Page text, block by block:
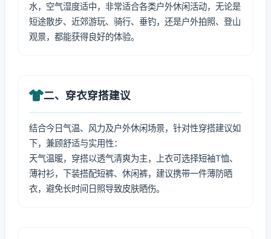
水，空气湿度适中，非常适合各类户外休闲活动，无论是
短途散步、近郊游玩、骑行、垂钓，还是户外拍照、登山
观景，都能获得良好的体验。
二、穿衣穿搭建议
结合今日气温、风力及户外休闲场景，针对性穿搭建议如
下，兼顾舒适与实用性：
天气温暖，穿搭以透气清爽为主，上衣可选择短袖T恤、
薄衬衫，下装搭配短裤、休闲裤，建议携带一件薄防晒
衣，避免长时间日照导致皮肤晒伤。